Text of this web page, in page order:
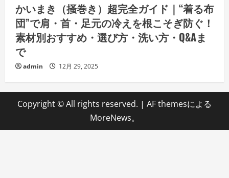
かいまき（掻巻き）超完全ガイド｜“着る布
団”で肩・首・足元の冷えを根こそぎ防ぐ！
素材別おすすめ・選び方・洗い方・Q&Aま
で
admin 12月 29, 2025
Copyright © All rights reserved. | AF themesによる
MoreNews。